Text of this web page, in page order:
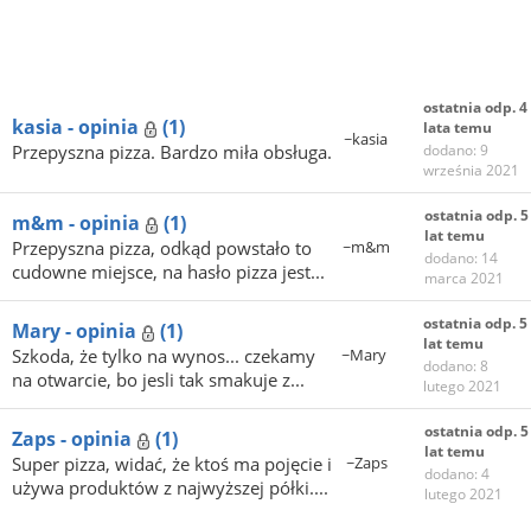
kasia - opinia (1)
Przepyszna pizza. Bardzo miła obsługa.
~kasia
ostatnia odp. 4
lata temu
dodano: 9
września 2021
m&m - opinia (1)
Przepyszna pizza, odkąd powstało to
cudowne miejsce, na hasło pizza jest...
~m&m
ostatnia odp. 5
lat temu
dodano: 14
marca 2021
Mary - opinia (1)
Szkoda, że tylko na wynos... czekamy
na otwarcie, bo jesli tak smakuje z...
~Mary
ostatnia odp. 5
lat temu
dodano: 8
lutego 2021
Zaps - opinia (1)
Super pizza, widać, że ktoś ma pojęcie i
używa produktów z najwyższej półki....
~Zaps
ostatnia odp. 5
lat temu
dodano: 4
lutego 2021